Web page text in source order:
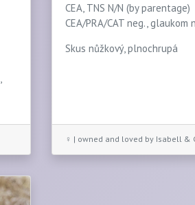
CEA, TNS N/N (by parentage)
CEA/PRA/CAT neg., glaukom
Skus nůžkový, plnochrupá
♀ | owned and loved by Isabell &